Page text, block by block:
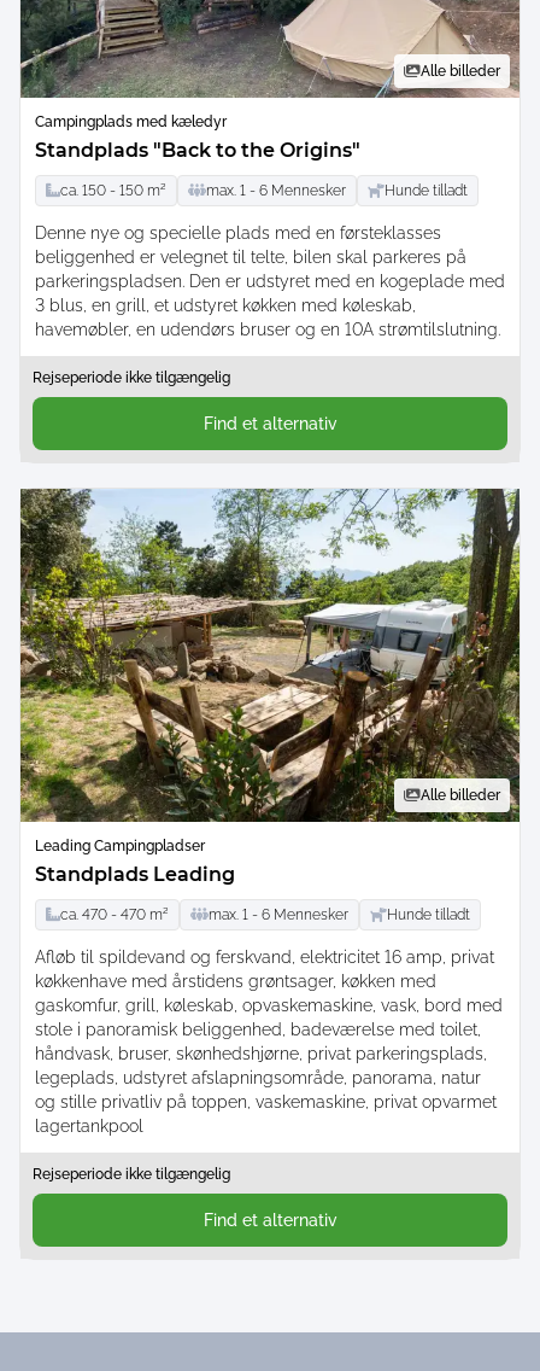
Alle billeder
Campingplads med kæledyr
Standplads "Back to the Origins"
ca. 150 - 150 m² max. 1 - 6 Mennesker Hunde tilladt
Denne nye og specielle plads med en førsteklasses
beliggenhed er velegnet til telte, bilen skal parkeres på
parkeringspladsen. Den er udstyret med en kogeplade med
3 blus, en grill, et udstyret køkken med køleskab,
havemøbler, en udendørs bruser og en 10A strømtilslutning.
Rejseperiode ikke tilgængelig
Find et alternativ
Alle billeder
Leading Campingpladser
Standplads Leading
ca. 470 - 470 m² max. 1 - 6 Mennesker Hunde tilladt
Afløb til spildevand og ferskvand, elektricitet 16 amp, privat
køkkenhave med årstidens grøntsager, køkken med
gaskomfur, grill, køleskab, opvaskemaskine, vask, bord med
stole i panoramisk beliggenhed, badeværelse med toilet,
håndvask, bruser, skønhedshjørne, privat parkeringsplads,
legeplads, udstyret afslapningsområde, panorama, natur
og stille privatliv på toppen, vaskemaskine, privat opvarmet
lagertankpool
Rejseperiode ikke tilgængelig
Find et alternativ